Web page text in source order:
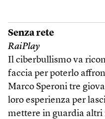
Senza rete
RaiPlay
Il ciberbullismo va
faccia per poterlo
Marco Speroni tre
loro esperienza per
mettere in guardia altri